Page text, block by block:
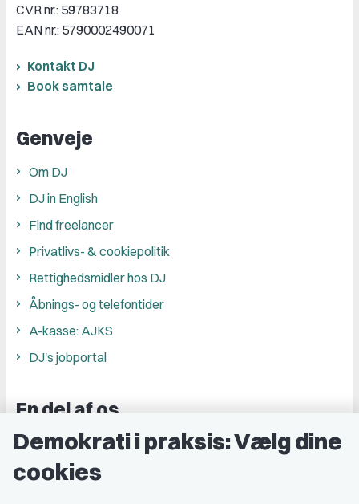
CVR nr.: 59783718
EAN nr.: 5790002490071
Kontakt DJ
Book samtale
Genveje
Om DJ
DJ in English
Find freelancer
Privatlivs- & cookiepolitik
Rettighedsmidler hos DJ
Åbnings- og telefontider
A-kasse: AJKS
DJ's jobportal
En del af os
Grupper og kredse
Studenterorganisationer
Demokrati i praksis: Vælg dine
cookies